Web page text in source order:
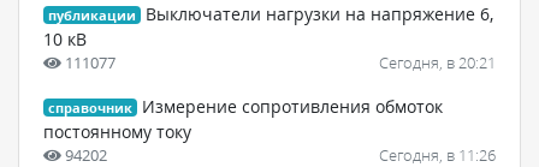
публикации
Выключатели нагрузки на напряжение 6,
10 кВ
111077 Сегодня, в 20:21
справочник
Измерение сопротивления обмоток
постоянному току
94202 Сегодня, в 11:26